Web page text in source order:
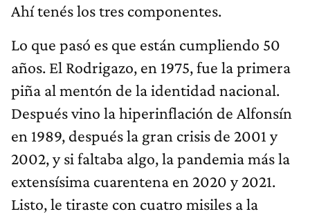
Ahí tenés los tres componentes.
Lo que pasó es que están cumpliendo 50
años. El Rodrigazo, en 1975, fue la primera
piña al mentón de la identidad nacional.
Después vino la hiperinflación de Alfonsín
en 1989, después la gran crisis de 2001 y
2002, y si faltaba algo, la pandemia más la
extensísima cuarentena en 2020 y 2021.
Listo, le tiraste con cuatro misiles a la